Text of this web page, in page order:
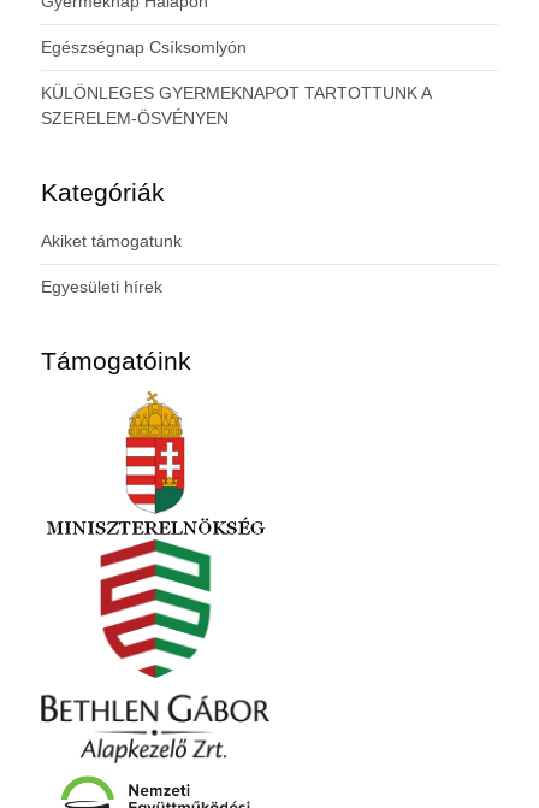
Egészségnap Csíksomlyón
KÜLÖNLEGES GYERMEKNAPOT TARTOTTUNK A
SZERELEM-ÖSVÉNYEN
Kategóriák
Akiket támogatunk
Egyesületi hírek
Támogatóink